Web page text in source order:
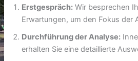
Erstgespräch: Wir besprechen
Erwartungen, um den Fokus der
Durchführung der Analyse:
erhalten Sie eine detaillierte